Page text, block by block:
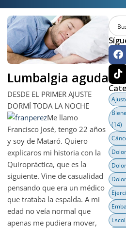
Lumbalgia aguda
DESDE EL PRIMER AJUSTE
DORMÍ TODA LA NOCHE
Me llamo
Francisco José, tengo 22 años
y soy de Mataró. Quiero
explicaros mi historia con la
Quiropráctica, que es la
siguiente. Vine de casualidad
pensando que era un médico
que trataba la espalda. A mi
edad no veía normal que
apenas me pudiera mover,
(14)